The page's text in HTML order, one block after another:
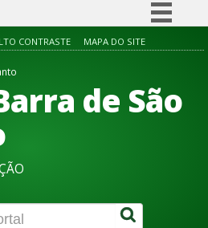
Simplifique!
Participe
Acesso à informação
CONTRASTE MAPA DO SITE
de São